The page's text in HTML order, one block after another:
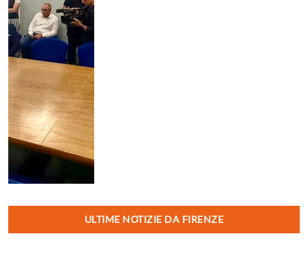
ULTIME NOTIZIE DA FIRENZE